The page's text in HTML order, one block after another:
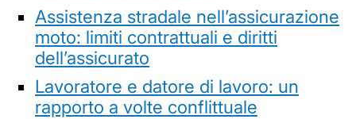
Assistenza stradale nell’assicurazione
moto: limiti contrattuali e diritti
dell’assicurato
Lavoratore e datore di lavoro: un
rapporto a volte conflittuale